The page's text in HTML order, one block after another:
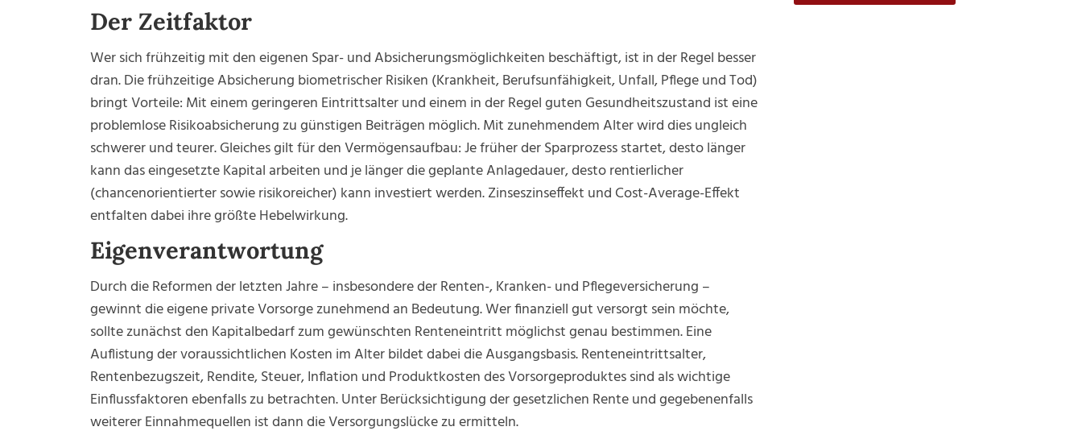
Der Zeitfaktor
Wer sich frühzeitig mit den eigenen Spar- und Absicherungsmöglichkeiten beschäftigt, ist in der Regel besser
dran. Die frühzeitige Absicherung biometrischer Risiken (Krankheit, Berufsunfähigkeit, Unfall, Pflege und Tod)
bringt Vorteile: Mit einem geringeren Eintrittsalter und einem in der Regel guten Gesundheitszustand ist eine
problemlose Risikoabsicherung zu günstigen Beiträgen möglich. Mit zunehmendem Alter wird dies ungleich
schwerer und teurer. Gleiches gilt für den Vermögensaufbau: Je früher der Sparprozess startet, desto länger
kann das eingesetzte Kapital arbeiten und je länger die geplante Anlagedauer, desto rentierlicher
(chancenorientierter sowie risikoreicher) kann investiert werden. Zinseszinseffekt und Cost-Average-Effekt
entfalten dabei ihre größte Hebelwirkung.
Eigenverantwortung
Durch die Reformen der letzten Jahre – insbesondere der Renten-, Kranken- und Pflegeversicherung –
gewinnt die eigene private Vorsorge zunehmend an Bedeutung. Wer finanziell gut versorgt sein möchte,
sollte zunächst den Kapitalbedarf zum gewünschten Renteneintritt möglichst genau bestimmen. Eine
Auflistung der voraussichtlichen Kosten im Alter bildet dabei die Ausgangsbasis. Renteneintrittsalter,
Rentenbezugszeit, Rendite, Steuer, Inflation und Produktkosten des Vorsorgeproduktes sind als wichtige
Einflussfaktoren ebenfalls zu betrachten. Unter Berücksichtigung der gesetzlichen Rente und gegebenenfalls
weiterer Einnahmequellen ist dann die Versorgungslücke zu ermitteln.